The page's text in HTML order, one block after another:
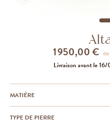
1 950,00 € ou
Livraison avant le 16/
MATIÈRE
TYPE DE PIERRE